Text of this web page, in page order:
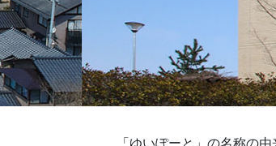
「ゆいぽーと」の名称の